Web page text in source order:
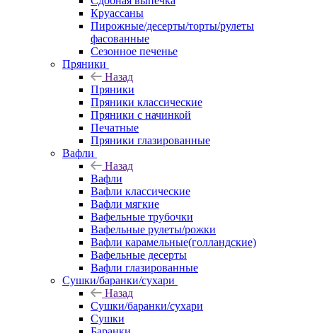
Круассаны
Пирожные/десерты/торты/рулеты
фасованные
Сезонное печенье
Пряники
Назад
Пряники
Пряники классические
Пряники с начинкой
Печатные
Пряники глазированные
Вафли
Назад
Вафли
Вафли классические
Вафли мягкие
Вафельные трубочки
Вафельные рулеты/рожки
Вафли карамельные(голландские)
Вафельные десерты
Вафли глазированные
Сушки/баранки/сухари
Назад
Сушки/баранки/сухари
Сушки